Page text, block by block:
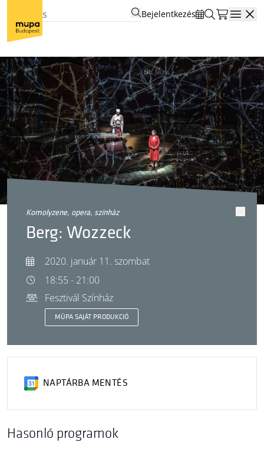
Bejelentkezés
komolyzene, opera, színház
Berg: Wozzeck
2020. január 11. szombat
18:55 - 21:00
Fesztivál Színház
MÜPA SAJÁT PRODUKCIÓ
NAPTÁRBA MENTÉS
Hasonló programok